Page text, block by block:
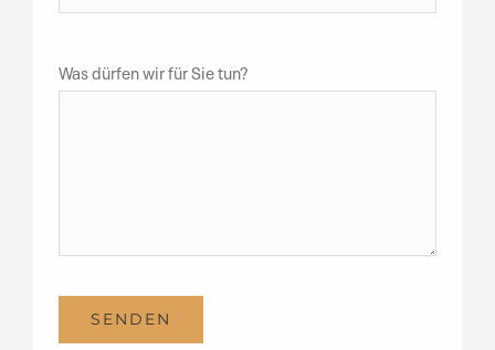
Was dürfen wir für Sie tun?